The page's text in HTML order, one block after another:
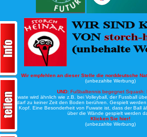
Wir empfehlen an dieser Stelle die norddeutsche
(unbezahlte Werbung)
UND: Fußballtennis begegnet Squash:
Bei Fuwate wird ähnlich wie z.B. bei Volleyball, der Fussball
Ball darf zu keiner Zeit den Boden berühren. Gespielt
oder Kopf. Eine Besonderheit von Fuwate ist, dass der Ball
über die Wände gespielt werden
Klicken Sie hier!
(unbezahlte Werbung)